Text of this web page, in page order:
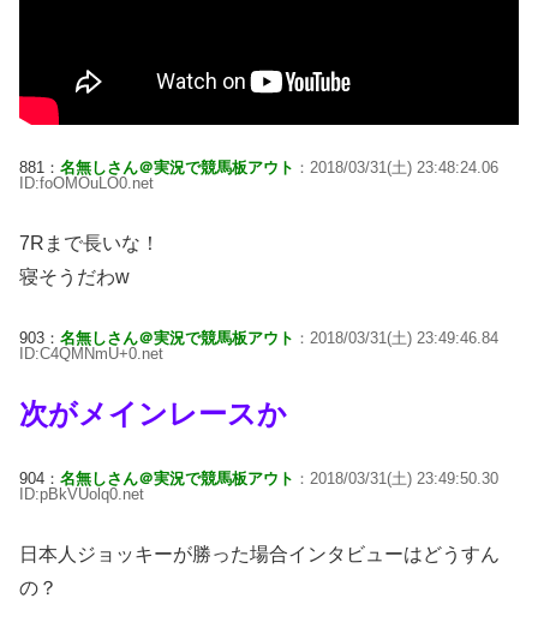
881： 名無しさん＠実況で競馬板アウト ：2018/03/31(土) 23:48:24.06
ID:foOMOuLO0.net
7Rまで長いな！
寝そうだわw
903： 名無しさん＠実況で競馬板アウト ：2018/03/31(土) 23:49:46.84
ID:C4QMNmU+0.net
次がメインレースか
904： 名無しさん＠実況で競馬板アウト ：2018/03/31(土) 23:49:50.30
ID:pBkVUolq0.net
日本人ジョッキーが勝った場合インタビューはどうすん
の？